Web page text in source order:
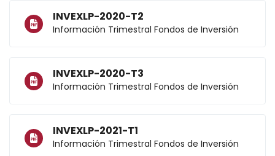
INVEXLP-2020-T2
Información Trimestral Fondos de Inversión
INVEXLP-2020-T3
Información Trimestral Fondos de Inversión
INVEXLP-2021-T1
Información Trimestral Fondos de Inversión